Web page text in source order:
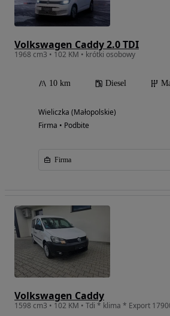
Volkswagen Caddy 2.0 TDI
1968 cm3 • 102 KM • krótki osobowy
10 km Diesel
Wieliczka (Małopolskie)
Firma • Podbite
Firma
Volkswagen Caddy
1598 cm3 • 102 KM • Tdi * klima * Export